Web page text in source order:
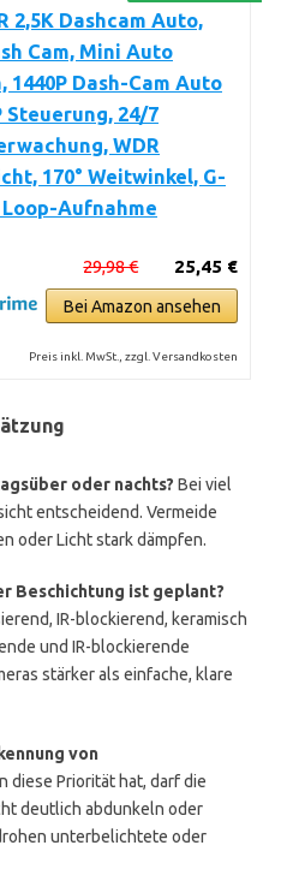
2,5K Dashcam Auto,
Cam, Mini Auto
1440P Dash-Cam Auto
Steuerung, 24/7
WDR
170° Weitwinkel, G-
Loop-Aufnahme
25,45 €
29,98 €
Bei Amazon ansehen
Preis inkl. MwSt., zzgl. Versandkosten
oder nachts? Bei viel
entscheidend. Vermeide
oder Licht stark dämpfen.
Beschichtung ist geplant?
IR-blockierend, keramisch
und IR-blockierende
stärker als einfache, klare
von
diese Priorität hat, darf die
deutlich abdunkeln oder
unterbelichtete oder